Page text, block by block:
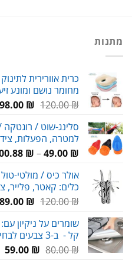
מתנות
כרית אוורירית
מחומר נושם ומונע זיעה -
120.00₪
המחיר
היה:
120.00 ₪.
98.00 ₪
סלינג-שוט / רוגטקה
למטרה, הפעלות,
49.00 ₪
–
₪
אולר כיס / מולטי-
כלים: קאטר, פלייר,
120.00₪
המחיר
היה:
120.00 ₪.
89.00 ₪
שומרים על ניקיון
קל - ב-3 צבעים לבחירה
80.00₪
המחיר59.00 ₪